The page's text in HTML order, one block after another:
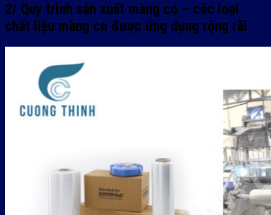
2/ Quy trình sản xuất màng co – các loại
chất liệu màng co được ứng dụng rộng rãi